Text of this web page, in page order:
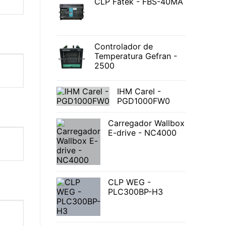
Controlador de
Temperatura Gefran -
2500
IHM Carel -
PGD1000FW0
Carregador Wallbox
E-drive - NC4000
CLP WEG -
PLC300BP-H3